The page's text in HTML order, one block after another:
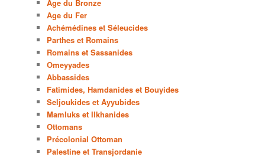
Age du Bronze
Age du Fer
Achémédines et Séleucides
Parthes et Romains
Romains et Sassanides
Omeyyades
Abbassides
Fatimides, Hamdanides et Bouyides
Seljoukides et Ayyubides
Mamluks et Ilkhanides
Ottomans
Précolonial Ottoman
Palestine et Transjordanie